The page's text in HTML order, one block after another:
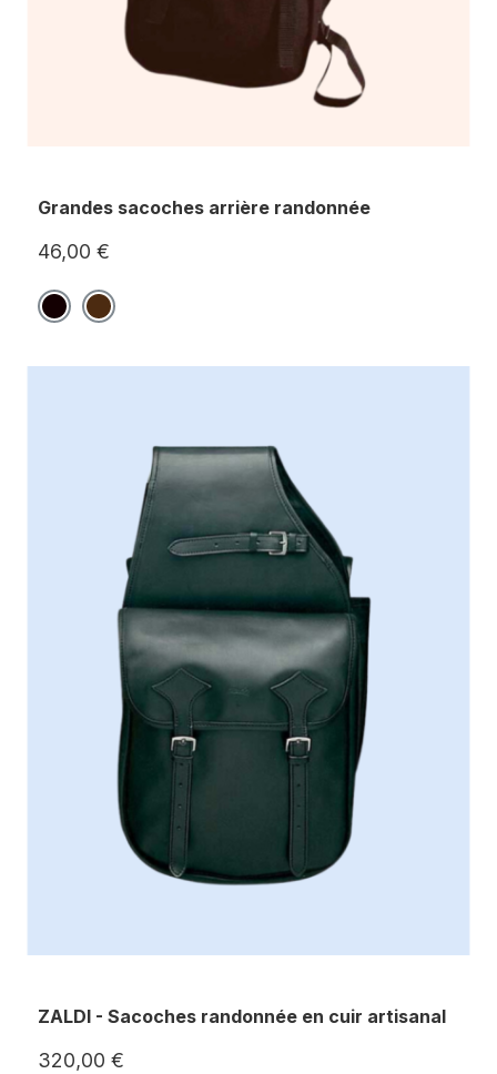
Grandes sacoches arrière randonnée
46,00 €
ZALDI - Sacoches randonnée en cuir artisanal
320,00 €